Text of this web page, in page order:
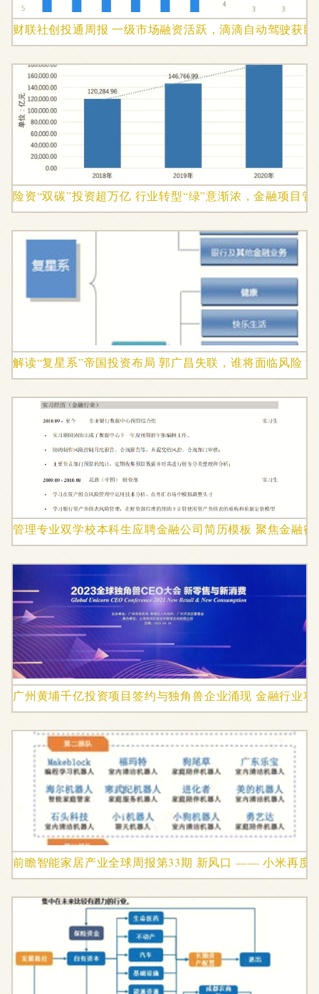
财联社创投通周报 一级市场融资活跃，滴滴自动驾驶获
险资“双碳”投资超万亿 行业转型“绿”意渐浓，金融项目管
解读“复星系”帝国投资布局 郭广昌失联，谁将面临风险？
管理专业双学校本科生应聘金融公司简历模板 聚焦金融
广州黄埔千亿投资项目签约与独角兽企业涌现 金融行业
前瞻智能家居产业全球周报第33期 新风口 —— 小米再度